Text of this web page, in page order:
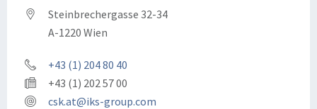
Steinbrechergasse 32-34
A-1220 Wien
+43 (1) 204 80 40
+43 (1) 202 57 00
csk.at@iks-group.com